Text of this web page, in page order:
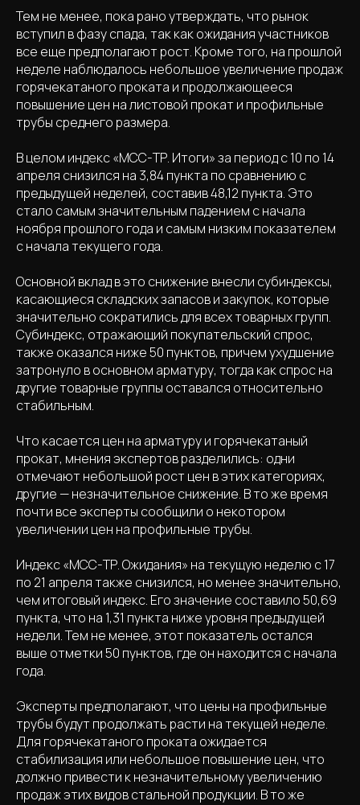
Тем не менее, пока рано утверждать, что рынок
вступил в фазу спада, так как ожидания участников
все еще предполагают рост. Кроме того, на прошлой
неделе наблюдалось небольшое увеличение продаж
горячекатаного проката и продолжающееся
повышение цен на листовой прокат и профильные
трубы среднего размера.
В целом индекс «МСС-ТР. Итоги» за период с 10 по 14
апреля снизился на 3,84 пункта по сравнению с
предыдущей неделей, составив 48,12 пункта. Это
стало самым значительным падением с начала
ноября прошлого года и самым низким показателем
с начала текущего года.
Основной вклад в это снижение внесли субиндексы,
касающиеся складских запасов и закупок, которые
значительно сократились для всех товарных групп.
Субиндекс, отражающий покупательский спрос,
также оказался ниже 50 пунктов, причем ухудшение
затронуло в основном арматуру, тогда как спрос на
другие товарные группы оставался относительно
стабильным.
Что касается цен на арматуру и горячекатаный
прокат, мнения экспертов разделились: одни
отмечают небольшой рост цен в этих категориях,
другие — незначительное снижение. В то же время
почти все эксперты сообщили о некотором
увеличении цен на профильные трубы.
Индекс «МСС-ТР. Ожидания» на текущую неделю с 17
по 21 апреля также снизился, но менее значительно,
чем итоговый индекс. Его значение составило 50,69
пункта, что на 1,31 пункта ниже уровня предыдущей
недели. Тем не менее, этот показатель остался
выше отметки 50 пунктов, где он находится с начала
года.
Эксперты предполагают, что цены на профильные
трубы будут продолжать расти на текущей неделе.
Для горячекатаного проката ожидается
стабилизация или небольшое повышение цен, что
должно привести к незначительному увеличению
продаж этих видов стальной продукции. В то же